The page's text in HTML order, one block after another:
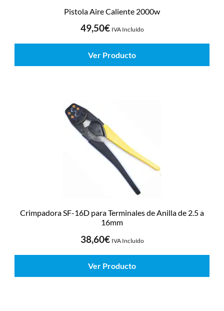
Pistola Aire Caliente 2000w
49,50€ IVA Incluído
Ver Producto
Crimpadora SF-16D para Terminales de Anilla de 2.5 a
16mm
38,60€ IVA Incluído
Ver Producto